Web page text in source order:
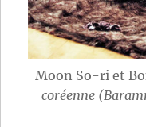
Moon So-ri et
coréenne